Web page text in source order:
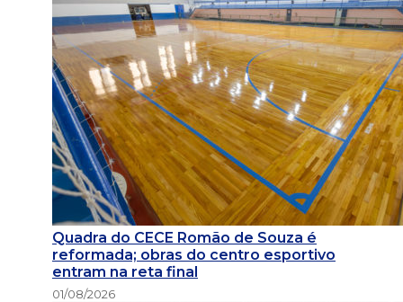
Quadra do CECE Romão de Souza é
reformada; obras do centro esportivo
entram na reta final
01/08/2026